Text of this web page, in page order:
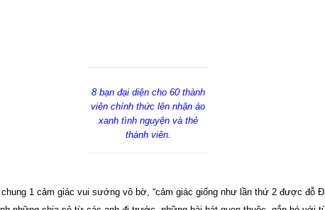
8 bạn đại diện cho 60 thành
viên chính thức lên nhận áo
xanh tình nguyện và thẻ
thành viên.
1 cảm giác vui sướng vô bờ, “cảm giác giống như lần thứ 2 được đỗ